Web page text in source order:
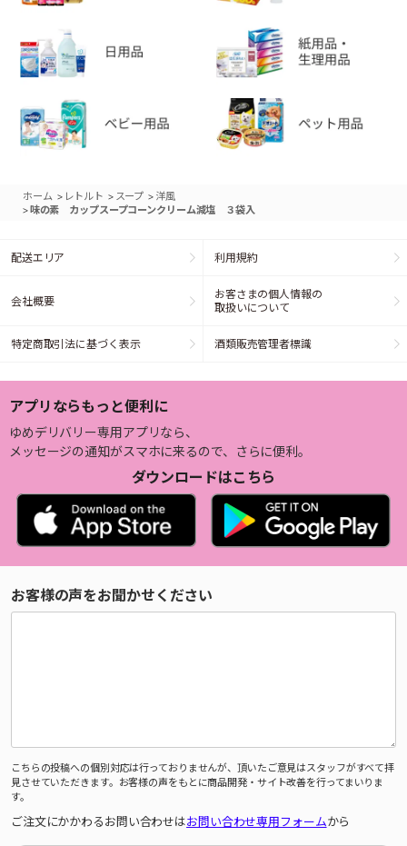
ホーム > レトルト > スープ > 洋風
> 味の素 カップスープコーンクリーム減塩 ３袋入
配送エリア 利用規約
会社概要
お客さまの個人情報の
取扱いについて
特定商取引法に基づく表示 酒類販売管理者標識
アプリならもっと便利に
ゆめデリバリー専用アプリなら、
メッセージの通知がスマホに来るので、さらに便利。
ダウンロードはこちら
お客様の声をお聞かせください
こちらの投稿への個別対応は行っておりませんが、頂いたご意見はスタッフがすべて拝
見させていただきます。お客様の声をもとに商品開発・サイト改善を行ってまいりま
す。
ご注文にかかわるお問い合わせはお問い合わせ専用フォームから